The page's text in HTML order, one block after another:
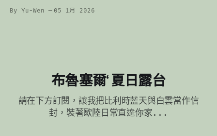
By Yu-Wen 05 1月 2026
布魯塞爾‘ 夏日露台
請在下方訂閱，讓我把比利時藍天與白雲當作信
封，裝著歐陸日常直達你家...